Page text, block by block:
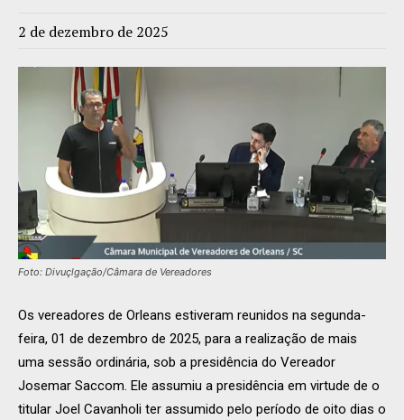
2 de dezembro de 2025
Foto: Divuçlgação/Câmara de Vereadores
Os vereadores de Orleans estiveram reunidos na segunda-
feira, 01 de dezembro de 2025, para a realização de mais
uma sessão ordinária, sob a presidência do Vereador
Josemar Saccom. Ele assumiu a presidência em virtude de o
titular Joel Cavanholi ter assumido pelo período de oito dias o